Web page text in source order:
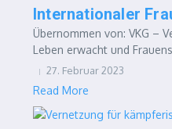
Internationaler
Übernommen von: VKG –
Leben erwacht und
27. Februar 2023
Read More